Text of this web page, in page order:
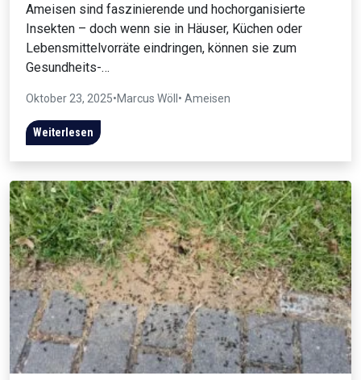
Ameisen sind faszinierende und hochorganisierte
Insekten – doch wenn sie in Häuser, Küchen oder
Lebensmittelvorräte eindringen, können sie zum
Gesundheits-…
Oktober 23, 2025•Marcus Wöll • Ameisen
Weiterlesen